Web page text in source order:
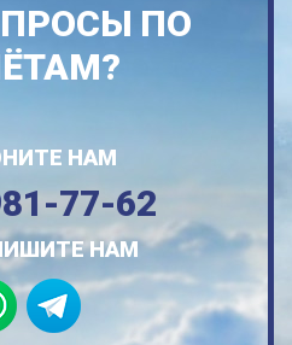
ПО
НАМ
77-62
НАМ